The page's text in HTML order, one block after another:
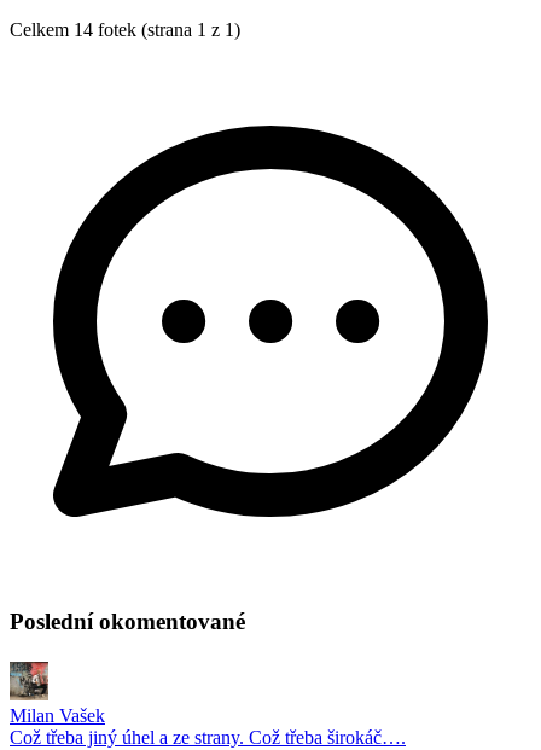
Celkem 14 fotek (strana 1 z 1)
Poslední okomentované
Milan Vašek
Což třeba jiný úhel a ze strany. Což třeba širokáč….